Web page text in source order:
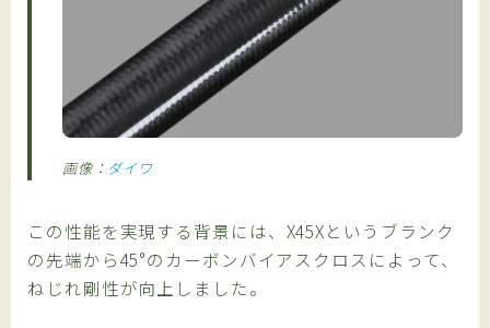
画像： ダイワ
この性能を実現する背景には、X45Xというブランク
の先端から45°のカーボンバイアスクロスによって、
ねじれ剛性が向上しました。